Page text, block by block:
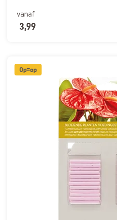
vanaf
3,99
Op=op